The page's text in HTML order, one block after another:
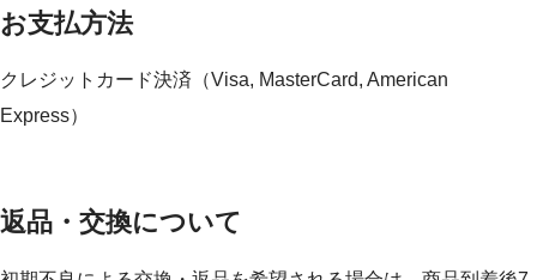
お支払方法
クレジットカード決済（Visa, MasterCard, American
Express）
返品・交換について